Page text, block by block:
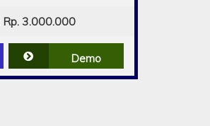
Rp. 3.000.000
Demo